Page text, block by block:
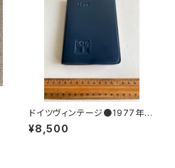
ドイツヴィンテージ●1977年ポ
ケットカレンダーKDT手帳未使
用DDR
¥8,500